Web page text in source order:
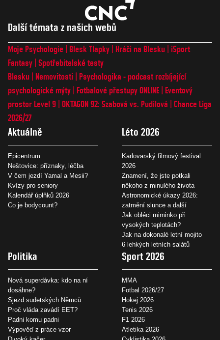
Další témata z našich webů
Moje Psychologie Blesk Tlapky Hráči na Blesku
iSport
Fantasy Spotřebitelské testy
Blesku
Nemovitosti
Psychologika - podcast rozbíjející
psychologické mýty
Fotbalové přestupy ONLINE
Eventový
prostor Level 9 OKTAGON 92: Szabová vs. Pudilová
Chance Liga
2026/27
Aktuálně
Epicentrum
Neštovice: příznaky, léčba
V čem jezdí Yamal a Mesii?
Kvízy pro seniory
Kalendář úplňků 2026
Co je bodycount?
Léto 2026
Karlovarský filmový festival
2026
Znamení, že jste potkali
někoho z minulého života
Astronomické úkazy 2026:
zatmění slunce a další
Jak obléci miminko při
vysokých teplotách?
Jak na dokonalé letní mojito
6 lehkých letních salátů
Politika
Nová superdávka: kdo na ní
dosáhne?
Sjezd sudetských Němců
Proč vláda zavádí EET?
Padni komu padni
Výpověď z práce vzor
Sport 2026
MMA
Fotbal 2026/27
Hokej 2026
Tenis 2026
F1 2026
Atletika 2026